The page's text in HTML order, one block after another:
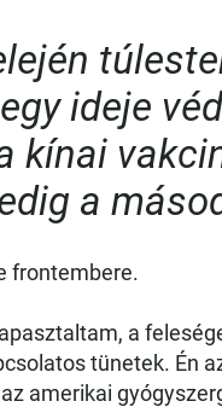
ideje
kínai
a
frontembere.
a
tünetek. Én
amerikai